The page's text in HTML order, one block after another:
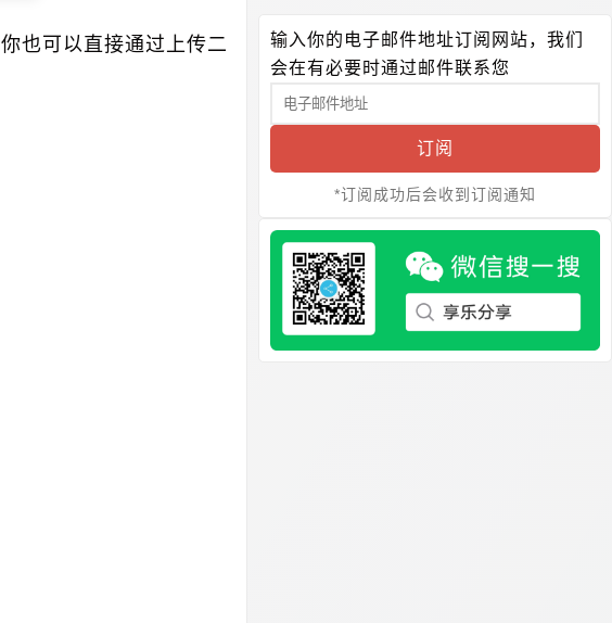
也可以直接通过上传二
输入你的电子邮件地址订阅网站，我们
会在有必要时通过邮件联系您
订阅
*订阅成功后会收到订阅通知